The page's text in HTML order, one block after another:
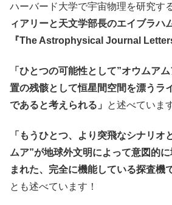
ハーバード大学で宇宙物理を研究す
ィアリーと天文学部長のエイブラハ
『The Astrophysical Journal
「ひとつの可能性として”オウムア
置の残骸として恒星間空間を漂うラ
であると考えられる」
と述べていま
「もうひとつ、より突飛なシナリオ
ムア”が地球外文明によって意図的
まれた、完全に機能している探査機
とも述べています！